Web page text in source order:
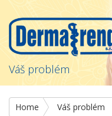
Váš problém
Home Váš problém